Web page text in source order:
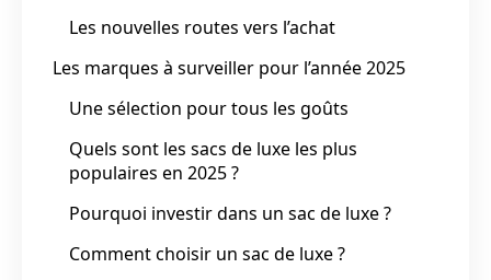
Les nouvelles routes vers l’achat
Les marques à surveiller pour l’année 2025
Une sélection pour tous les goûts
Quels sont les sacs de luxe les plus
populaires en 2025 ?
Pourquoi investir dans un sac de luxe ?
Comment choisir un sac de luxe ?